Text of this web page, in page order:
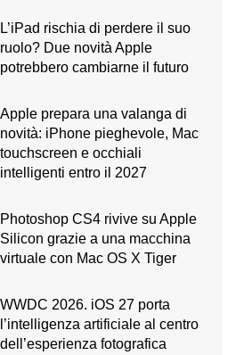
L’iPad rischia di perdere il suo
ruolo? Due novità Apple
potrebbero cambiarne il futuro
Apple prepara una valanga di
novità: iPhone pieghevole, Mac
touchscreen e occhiali
intelligenti entro il 2027
Photoshop CS4 rivive su Apple
Silicon grazie a una macchina
virtuale con Mac OS X Tiger
WWDC 2026. iOS 27 porta
l’intelligenza artificiale al centro
dell’esperienza fotografica